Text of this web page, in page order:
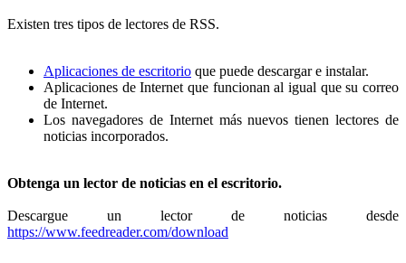
Existen tres tipos de lectores de RSS.
Aplicaciones de escritorio que puede descargar e instalar.
Aplicaciones de Internet que funcionan al igual que su correo
de Internet.
Los navegadores de Internet más nuevos tienen lectores de
noticias incorporados.
Obtenga un lector de noticias en el escritorio.
Descargue un lector de noticias desde
https://www.feedreader.com/download